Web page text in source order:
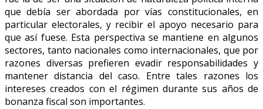
que debía ser abordada por vías constitucionales, en
particular electorales, y recibir el apoyo necesario para
que así fuese. Esta perspectiva se mantiene en algunos
sectores, tanto nacionales como internacionales, que por
razones diversas prefieren evadir responsabilidades y
mantener distancia del caso. Entre tales razones los
intereses creados con el régimen durante sus años de
bonanza fiscal son importantes.